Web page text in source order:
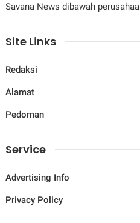
Savana News dibawah
Site Links
Redaksi
Alamat
Pedoman
Service
Advertising Info
Privacy Policy